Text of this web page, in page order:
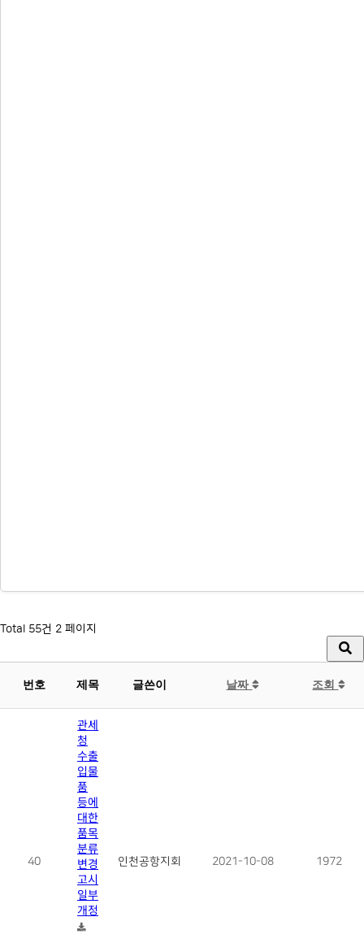
Total 55건 2 페이지
번호 제목 글쓴이 날짜 조회
40
관세
청
수출
입물
품
등에
대한
품목
분류
변경
고시
일부
개정
인천공항지회 2021-10-08 1972